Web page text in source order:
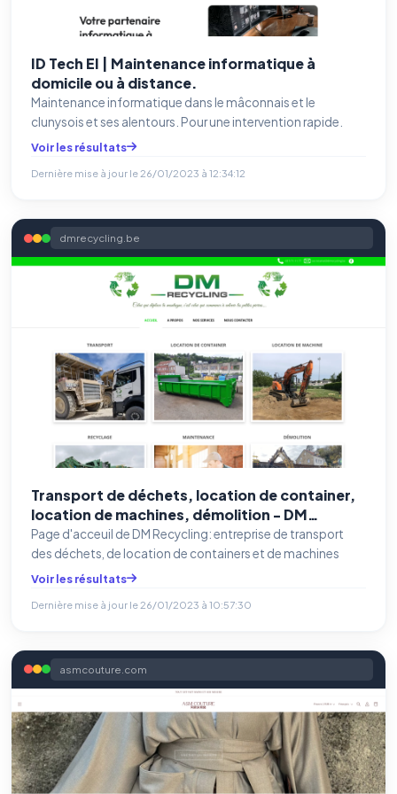
ID Tech EI | Maintenance informatique à
domicile ou à distance.
Maintenance informatique dans le mâconnais et le
clunysois et ses alentours. Pour une intervention rapide.
Voir les résultats
Dernière mise à jour le 26/01/2023 à 12:34:12
dmrecycling.be
Transport de déchets, location de container,
location de machines, démolition - DM
Recycling
Page d'acceuil de DM Recycling: entreprise de transport
des déchets, de location de containers et de machines
Voir les résultats
Dernière mise à jour le 26/01/2023 à 10:57:30
asmcouture.com